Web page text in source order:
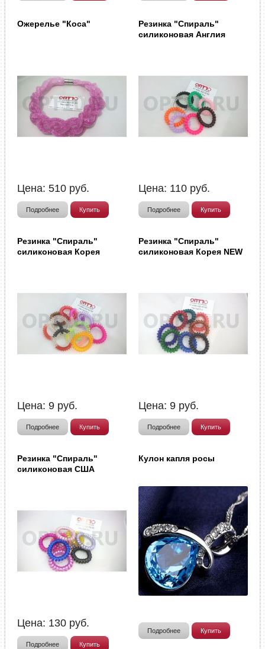
Ожерелье "Коса"
Цена:510 руб.
Подробнее Купить
Резинка "Спираль"
силиконовая Англия
Цена: 110 руб.
Подробнее Купить
Резинка "Спираль"
силиконовая Корея
Цена:9 руб.
Подробнее Купить
Резинка "Спираль"
силиконовая Корея NEW
Цена: 9 руб.
Подробнее Купить
Резинка "Спираль"
силиконовая США
Цена: 130 руб.
Подробнее Купить
Кулон капля росы
Подробнее Купить